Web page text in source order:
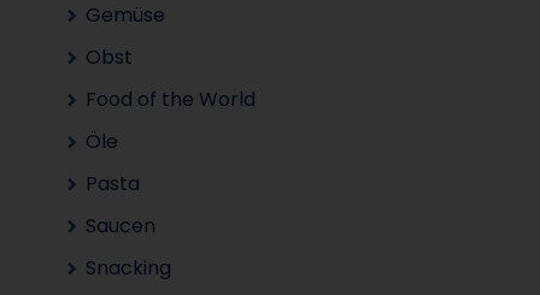
Gemüse
Obst
Food of the World
Öle
Pasta
Saucen
Snacking